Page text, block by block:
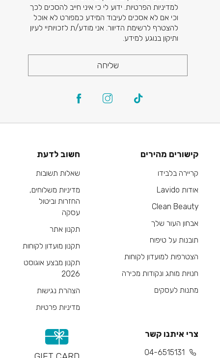
למדיניות הפרטיות. ידוע לי כי איני חייב להסכים לכך
וכי אם לא אסכים לעיבוד המידע כמפורט לא אוכל
להצטרף לרשימת הדיוור. אני מודע/ת לזכויותיי לעיון
ותיקון בנוגע למידע.
שליחה
קישורים מהירים
קריירה בלבידו
אודות Lavido
Clean Beauty
אבחון העור שלך
תובנות על טיפוח
הצטרפות למועדון לקוחות
חנויות מותג ונקודות מכירה
מתנות לעסקים
חשוב לדעת
שאלות תשובות
מדיניות משלוחים,
החזרות וביטול
עסקה
תקנון אתר
תקנון מועדון לקוחות
תקנון מבצע אוגוסט
2026
הצהרת נגישות
מדיניות פרטיות
צרי איתנו קשר
04-6515131